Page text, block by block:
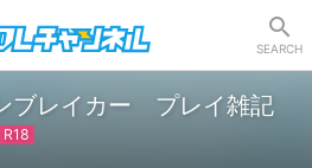
SEARCH
ブレイカー プレイ雑記